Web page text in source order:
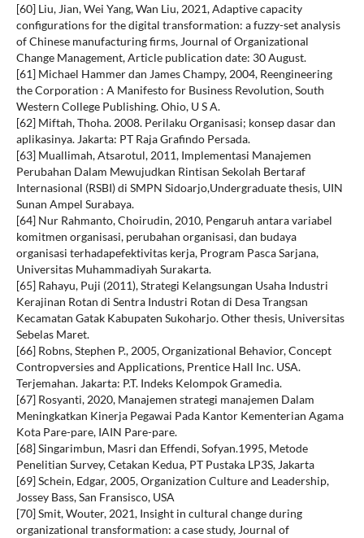
[60] Liu, Jian, Wei Yang, Wan Liu, 2021, Adaptive capacity
configurations for the digital transformation: a fuzzy-set analysis
of Chinese manufacturing firms, Journal of Organizational
Change Management, Article publication date: 30 August.
[61] Michael Hammer dan James Champy, 2004, Reengineering
the Corporation : A Manifesto for Business Revolution, South
Western College Publishing. Ohio, U S A.
[62] Miftah, Thoha. 2008. Perilaku Organisasi; konsep dasar dan
aplikasinya. Jakarta: PT Raja Grafindo Persada.
[63] Muallimah, Atsarotul, 2011, Implementasi Manajemen
Perubahan Dalam Mewujudkan Rintisan Sekolah Bertaraf
Internasional (RSBI) di SMPN Sidoarjo,Undergraduate thesis, UIN
Sunan Ampel Surabaya.
[64] Nur Rahmanto, Choirudin, 2010, Pengaruh antara variabel
komitmen organisasi, perubahan organisasi, dan budaya
organisasi terhadapefektivitas kerja, Program Pasca Sarjana,
Universitas Muhammadiyah Surakarta.
[65] Rahayu, Puji (2011), Strategi Kelangsungan Usaha Industri
Kerajinan Rotan di Sentra Industri Rotan di Desa Trangsan
Kecamatan Gatak Kabupaten Sukoharjo. Other thesis, Universitas
Sebelas Maret.
[66] Robns, Stephen P., 2005, Organizational Behavior, Concept
Contropversies and Applications, Prentice Hall Inc. USA.
Terjemahan. Jakarta: P.T. Indeks Kelompok Gramedia.
[67] Rosyanti, 2020, Manajemen strategi manajemen Dalam
Meningkatkan Kinerja Pegawai Pada Kantor Kementerian Agama
Kota Pare-pare, IAIN Pare-pare.
[68] Singarimbun, Masri dan Effendi, Sofyan.1995, Metode
Penelitian Survey, Cetakan Kedua, PT Pustaka LP3S, Jakarta
[69] Schein, Edgar, 2005, Organization Culture and Leadership,
Jossey Bass, San Fransisco, USA
[70] Smit, Wouter, 2021, Insight in cultural change during
organizational transformation: a case study, Journal of